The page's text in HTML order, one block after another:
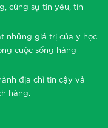
cùng sự tin yêu, tín
những giá trị của y học
cuộc sống hàng
địa chỉ tin cậy và
hàng.